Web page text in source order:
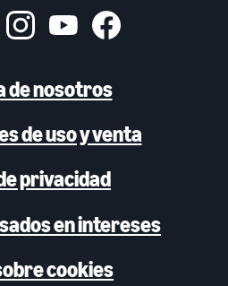
de nosotros
de uso y venta
privacidad
en intereses
cookies